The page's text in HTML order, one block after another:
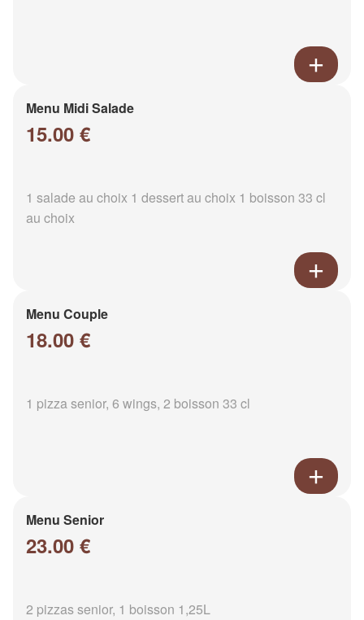
Menu Midi Salade
15.00 €
1 salade au choix 1 dessert au choix 1 boisson 33 cl
au choix
Menu Couple
18.00 €
1 pizza senior, 6 wings, 2 boisson 33 cl
Menu Senior
23.00 €
2 pizzas senior, 1 boisson 1,25L